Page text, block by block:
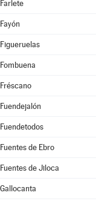
Farlete
Fayón
Figueruelas
Fombuena
Fréscano
Fuendejalón
Fuendetodos
Fuentes de Ebro
Fuentes de Jiloca
Gallocanta